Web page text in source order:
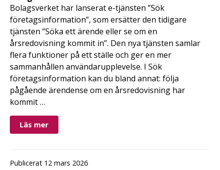
Bolagsverket har lanserat e-tjänsten ”Sök
företagsinformation”, som ersätter den tidigare
tjänsten ”Söka ett ärende eller se om en
årsredovisning kommit in”. Den nya tjänsten samlar
flera funktioner på ett ställe och ger en mer
sammanhållen användarupplevelse. I Sök
företagsinformation kan du bland annat: följa
pågående ärendense om en årsredovisning har
kommit …
Läs mer
Publicerat 12 mars 2026